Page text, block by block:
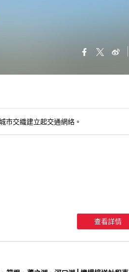
市交織建立起交通網絡。
查看詳情